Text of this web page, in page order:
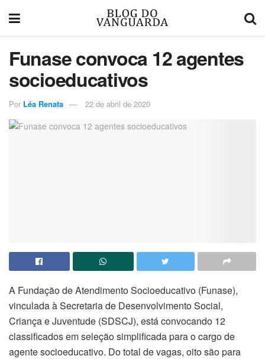
Funase convoca 12 agentes
socioeducativos
Por Léa Renata 22 de abril de 2020
A Fundação de Atendimento Socioeducativo (Funase),
vinculada à Secretaria de Desenvolvimento Social,
Criança e Juventude (SDSCJ), está convocando 12
classificados em seleção simplificada para o cargo de
agente socioeducativo. Do total de vagas, oito são para